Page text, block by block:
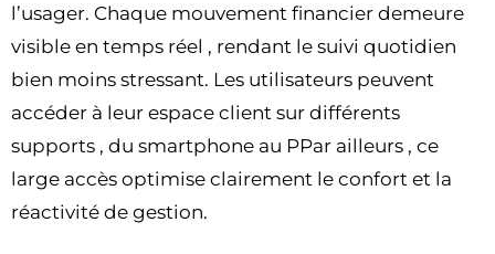
l’usager. Chaque mouvement financier demeure
visible en temps réel , rendant le suivi quotidien
bien moins stressant. Les utilisateurs peuvent
accéder à leur espace client sur différents
supports , du smartphone au PPar ailleurs , ce
large accès optimise clairement le confort et la
réactivité de gestion.